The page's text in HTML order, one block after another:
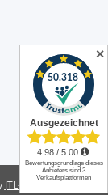
JTL-Shop
✕